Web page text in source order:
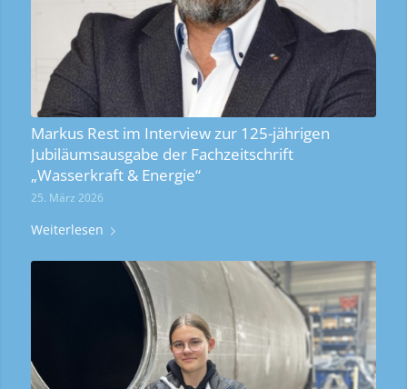
Markus Rest im Interview zur 125-jährigen
Jubiläumsausgabe der Fachzeitschrift
„Wasserkraft & Energie“
25. März 2026
Weiterlesen